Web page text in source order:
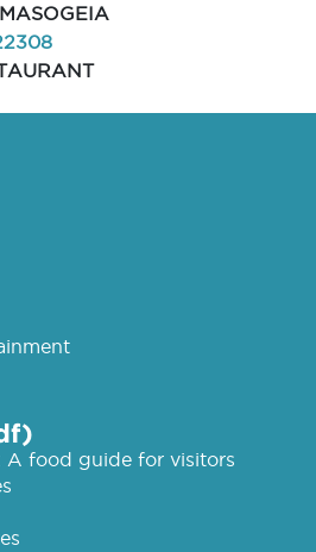
A food guide for visitors